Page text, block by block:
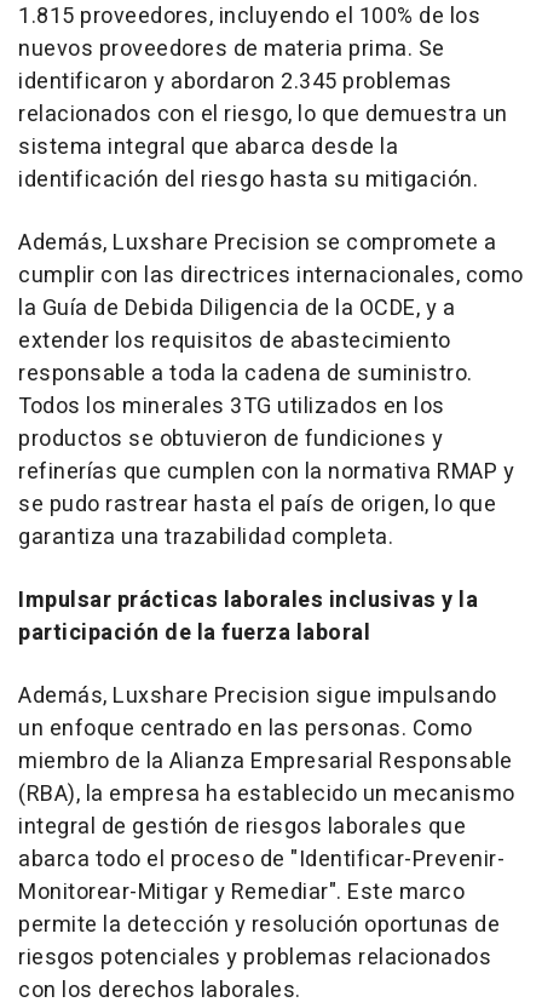
1.815 proveedores, incluyendo el 100% de los
nuevos proveedores de materia prima. Se
identificaron y abordaron 2.345 problemas
relacionados con el riesgo, lo que demuestra un
sistema integral que abarca desde la
identificación del riesgo hasta su mitigación.
Además, Luxshare Precision se compromete a
cumplir con las directrices internacionales, como
la Guía de Debida Diligencia de la OCDE, y a
extender los requisitos de abastecimiento
responsable a toda la cadena de suministro.
Todos los minerales 3TG utilizados en los
productos se obtuvieron de fundiciones y
refinerías que cumplen con la normativa RMAP y
se pudo rastrear hasta el país de origen, lo que
garantiza una trazabilidad completa.
Impulsar prácticas laborales inclusivas y la
participación de la fuerza laboral
Además, Luxshare Precision sigue impulsando
un enfoque centrado en las personas. Como
miembro de la Alianza Empresarial Responsable
(RBA), la empresa ha establecido un mecanismo
integral de gestión de riesgos laborales que
abarca todo el proceso de "Identificar-Prevenir-
Monitorear-Mitigar y Remediar". Este marco
permite la detección y resolución oportunas de
riesgos potenciales y problemas relacionados
con los derechos laborales.